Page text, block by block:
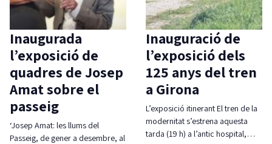
Inaugurada
l’exposició de
quadres de Josep
Amat sobre el
passeig
‘Josep Amat: les llums del
Passeig, de gener a desembre, al
Inauguració de
l’exposició dels
125 anys del tren
a Girona
L’exposició itinerant El tren de la
modernitat s’estrena aquesta
tarda (19 h) a l’antic hospital,…